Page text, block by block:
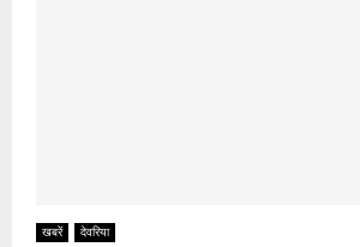
खबरें देवरिया